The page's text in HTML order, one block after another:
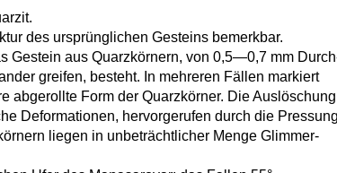
des ursprünglichen Gesteins bemerkbar.
Gestein aus Quarzkörnern, von 0,5—0,7 mm
greifen, besteht. In mehreren Fällen markiert
abgerollte Form der Quarzkörner. Die Auslöschung
Deformationen, hervorgerufen durch die Pressung
liegen in unbeträchtlicher Menge Glimmer-